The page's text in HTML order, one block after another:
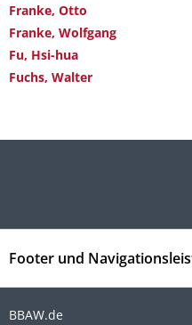
Franke, Otto
Franke, Wolfgang
Fu, Hsi-hua
Fuchs, Walter
Footer und
BBAW.de